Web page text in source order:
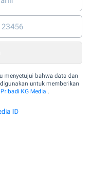
menyetujui bahwa data dan
untuk memberikan
KG Media .
ID